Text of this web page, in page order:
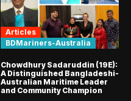
Articles
BDMariners-Australia
Chowdhury Sadaruddin (19E):
A Distinguished Bangladeshi-
Australian Maritime Leader
and Community Champion